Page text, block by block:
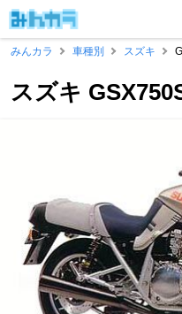
みんカラ
車種別 スズキ
スズキ